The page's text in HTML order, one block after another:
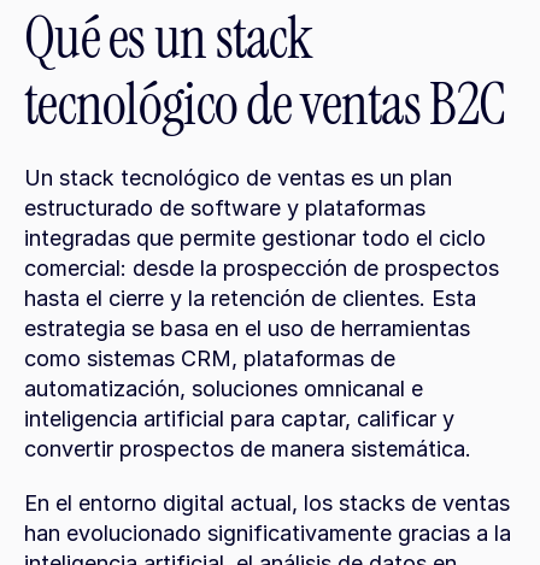
Qué es un stack
tecnológico de ventas B2C
Un stack tecnológico de ventas es un plan
estructurado de software y plataformas
integradas que permite gestionar todo el ciclo
comercial: desde la prospección de prospectos
hasta el cierre y la retención de clientes. Esta
estrategia se basa en el uso de herramientas
como sistemas CRM, plataformas de
automatización, soluciones omnicanal e
inteligencia artificial para captar, calificar y
convertir prospectos de manera sistemática.
En el entorno digital actual, los stacks de ventas
han evolucionado significativamente gracias a la